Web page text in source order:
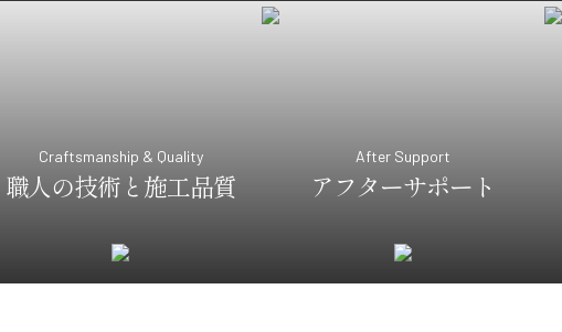
Craftsmanship & Quality
職人の技術と施工品質
After Support
アフターサポート